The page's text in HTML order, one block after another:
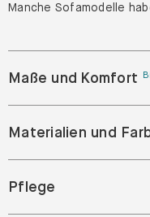
Manche Sofamodelle
Maße und Komfort
Materialien und
Pflege